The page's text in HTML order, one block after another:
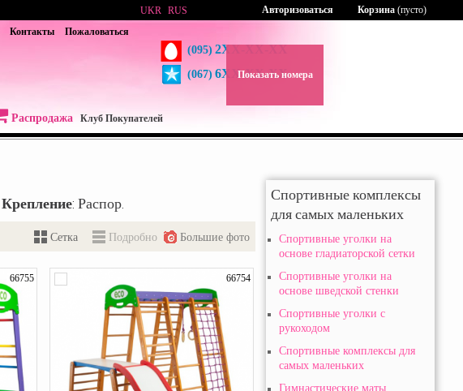
Контакты Пожаловаться
(095) 2XX-XX-XX
(067) 6XX-XX-XX
Показать номера
UKR RUS Корзина (пусто)
Авторизоваться
Распродажа Клуб Покупателей
Крепление: Распор.
Сетка Подробно Большие фото
66755 66754
Спортивные комплексы
для самых маленьких
Спортивные уголки на
основе гладиаторской сетки
Спортивные уголки на
основе шведской стенки
Спортивные уголки с
рукоходом
Спортивные комплексы для
самых маленьких
Гимнастические маты